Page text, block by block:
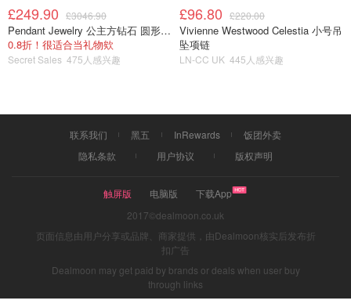
£249.90 £3046.90
Pendant Jewelry 公主方钻石 圆形大溪地珍珠吊坠 11-12mm
0.8折！很适合当礼物欸
Secret Sales 475人感兴趣
£96.80 £220.00
Vivienne Westwood Celestia 小号吊
坠项链
LN-CC UK 445人感兴趣
联系我们 黑五 InRewards
饭团外卖
隐私条款
用户协议 版权声明
触屏版 电脑版
下载App
2017©dealmoon.co.uk
页面信息由用户分享或品牌、商家提供，由Dealmoon核实后发布折
扣广告
Dealmoon may get paid by brands or deals when user buy
through links